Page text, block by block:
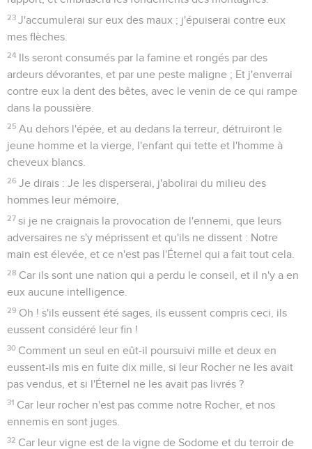
23 J'accumulerai sur eux des maux ; j'épuiserai contre eux
mes flèches.
24 Ils seront consumés par la famine et rongés par des
ardeurs dévorantes, et par une peste maligne ; Et j'enverrai
contre eux la dent des bêtes, avec le venin de ce qui rampe
dans la poussière.
25 Au dehors l'épée, et au dedans la terreur, détruiront le
jeune homme et la vierge, l'enfant qui tette et l'homme à
cheveux blancs.
26 Je dirais : Je les disperserai, j'abolirai du milieu des
hommes leur mémoire,
27 si je ne craignais la provocation de l'ennemi, que leurs
adversaires ne s'y méprissent et qu'ils ne dissent : Notre
main est élevée, et ce n'est pas l'Éternel qui a fait tout cela.
28 Car ils sont une nation qui a perdu le conseil, et il n'y a en
eux aucune intelligence.
29 Oh ! s'ils eussent été sages, ils eussent compris ceci, ils
eussent considéré leur fin !
30 Comment un seul en eût-il poursuivi mille et deux en
eussent-ils mis en fuite dix mille, si leur Rocher ne les avait
pas vendus, et si l'Éternel ne les avait pas livrés ?
31 Car leur rocher n'est pas comme notre Rocher, et nos
ennemis en sont juges.
32 Car leur vigne est de la vigne de Sodome et du terroir de